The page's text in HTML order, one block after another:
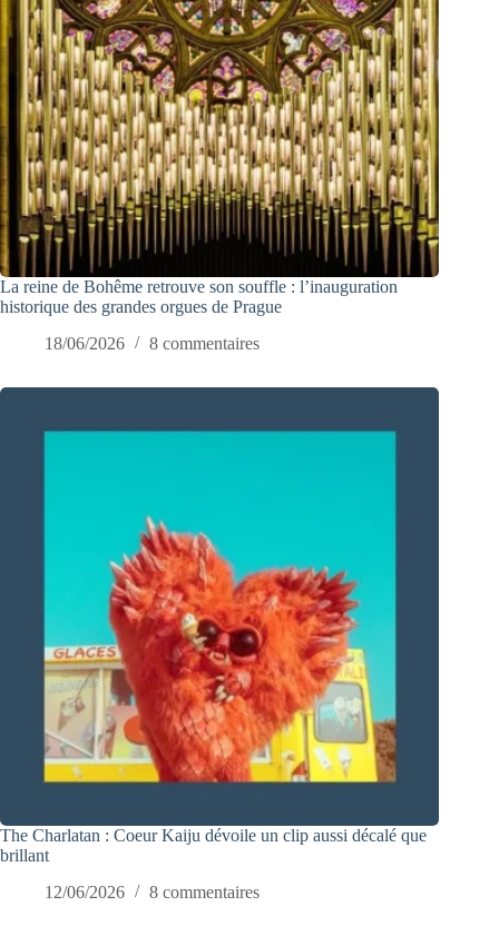
La reine de Bohême retrouve son souffle : l’inauguration
historique des grandes orgues de Prague
18/06/2026
8 commentaires
The Charlatan : Coeur Kaiju dévoile un clip aussi décalé que
brillant
12/06/2026
8 commentaires